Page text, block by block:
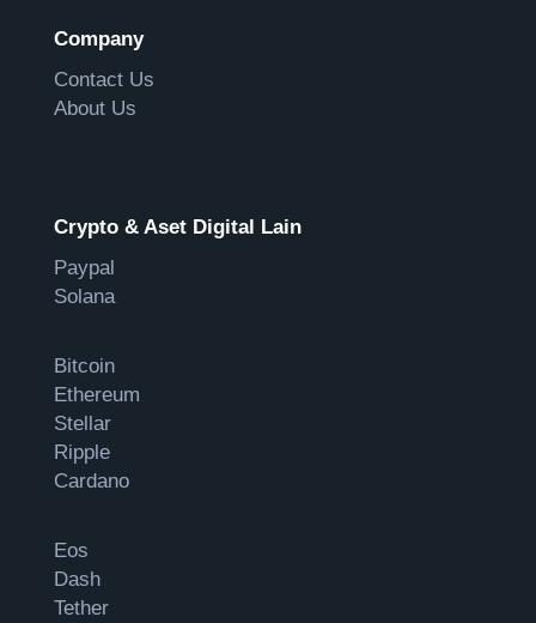
Company
Contact Us
About Us
Crypto & Aset Digital Lain
Paypal
Solana
Bitcoin
Ethereum
Stellar
Ripple
Cardano
Eos
Dash
Tether